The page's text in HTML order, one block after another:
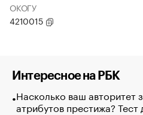
ОКОГУ
4210015
Интересное на РБК
Насколько ваш авторитет
атрибутов престижа? Тест